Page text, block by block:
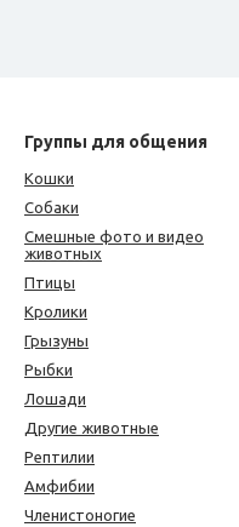
Группы для общения
Кошки
Собаки
Смешные фото и видео
животных
Птицы
Кролики
Грызуны
Рыбки
Лошади
Другие животные
Рептилии
Амфибии
Членистоногие